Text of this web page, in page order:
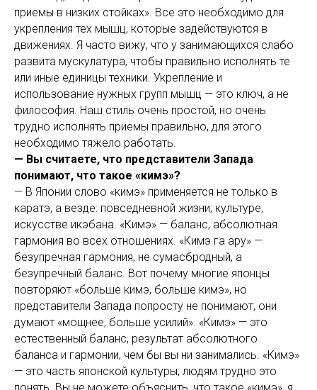
приемы в низких стойках». Все это необходимо для
укрепления тех мышц, которые задействуются в
движениях. Я часто вижу, что у занимающихся слабо
развита мускулатура, чтобы правильно исполнять те
или иные единицы техники. Укрепление и
использование нужных групп мышц — это ключ, а не
философия. Наш стиль очень простой, но очень
трудно исполнять приемы правильно, для этого
необходимо тяжело работать.
— Вы считаете, что представители Запада
понимают, что такое «кимэ»?
— В Японии слово «кимэ» применяется не только в
каратэ, а везде: повседневной жизни, культуре,
искусстве икэбана. «Кимэ» — баланс, абсолютная
гармония во всех отношениях. «Кимэ га ару» —
безупречная гармония, не сумасбродный, а
безупречный баланс. Вот почему многие японцы
повторяют «больше кимэ, больше кимэ», но
представители Запада попросту не понимают, они
думают «мощнее, больше усилий». «Кимэ» — это
естественный баланс, результат абсолютного
баланса и гармонии, чем бы вы ни занимались. «Кимэ»
— это часть японской культуры, людям трудно это